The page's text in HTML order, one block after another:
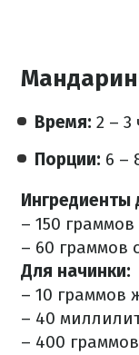
Время: 2 – 3
Порции: 6 –
Ингредиенты
– 150
– 60 граммов
Для начинки:
– 10 граммов
– 40
– 400